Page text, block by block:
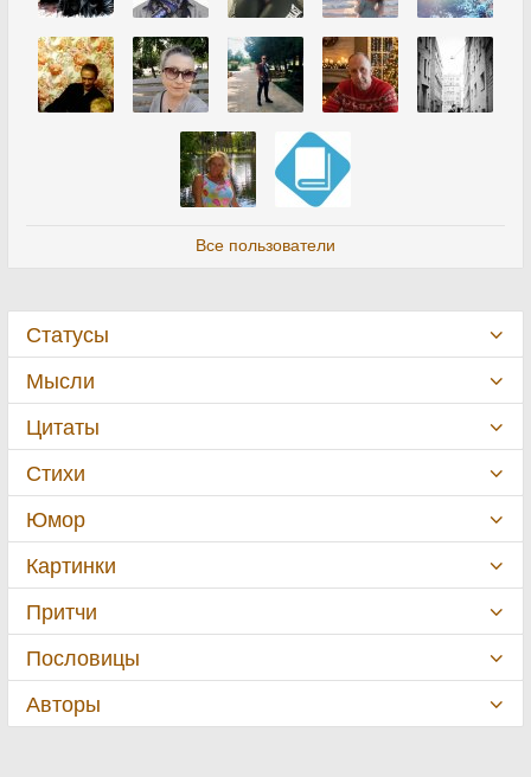
Все пользователи
Статусы
Мысли
Цитаты
Стихи
Юмор
Картинки
Притчи
Пословицы
Авторы